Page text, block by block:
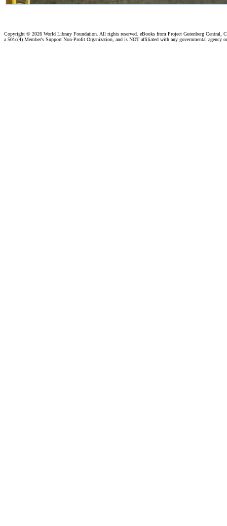
Copyright © 2026 World Library Foundation. All rights reserved. eBooks from Project Gutenberg Central,
a 501c(4) Member's Support Non-Profit Organization, and is NOT affiliated with any governmental agency